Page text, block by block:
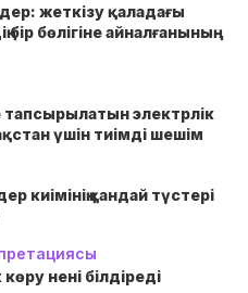
жеткізу қаладағы
бір бөлігіне айналғанының
электрлік
үшін тиімді шешім
киімінің қандай түстері
нені білдіреді